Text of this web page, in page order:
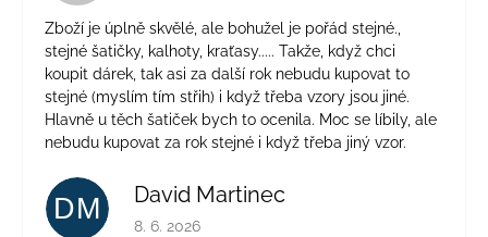
Zboží je úplně skvělé, ale bohužel je pořád stejné.,
stejné šatičky, kalhoty, kraťasy..... Takže, když chci
koupit dárek, tak asi za další rok nebudu kupovat to
stejné (myslím tím střih) i když třeba vzory jsou jiné.
Hlavně u těch šatiček bych to ocenila. Moc se líbily, ale
nebudu kupovat za rok stejné i když třeba jiný vzor.
DM David Martinec
Hodnocení obchodu je 5 z 5 hvězdiček.
8. 6. 2026